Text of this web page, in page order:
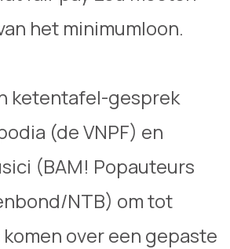
het minimumloon.
ketentafel-gesprek
(de VNPF) en
(BAM! Popauteurs
NTB) om tot
over een gepaste